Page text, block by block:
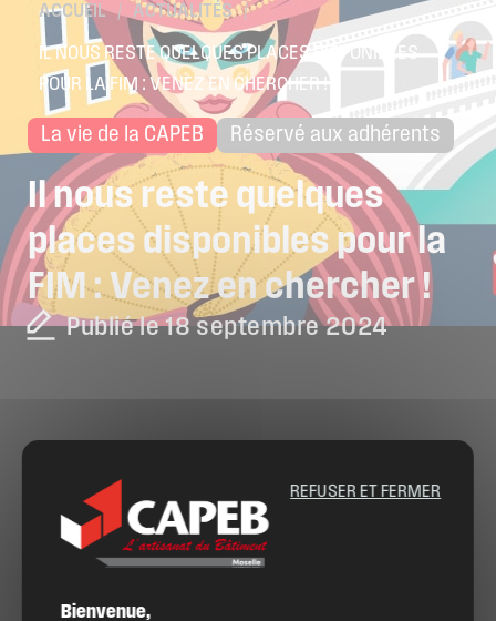
ACCUEIL / ACTUALITÉS /
IL NOUS RESTE QUELQUES PLACES DISPONIBLES
POUR LA FIM : VENEZ EN CHERCHER !
La vie de la CAPEB Réservé aux adhérents
Ilnous reste quelques
places disponiblespourla
FIM : Venezenchercher !
Publié le 18 septembre 2024
Bienvenue,
REFUSER ET FERMER